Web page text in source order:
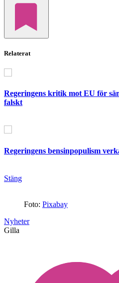
Relaterat
Regeringens kritik mot EU för
falskt
Regeringens bensinpopulism
Stäng
Foto: Pixabay
Nyheter
Gilla